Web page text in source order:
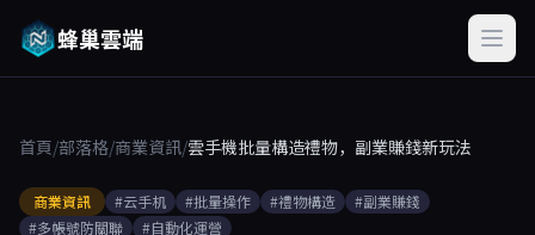
蜂巢雲端
首頁/部落格/商業資訊/雲手機批量構造禮物，副業賺錢新玩法
商業資訊 #云手机 #批量操作 #禮物構造
#副業賺錢
#多帳號防關聯
#自動化運營